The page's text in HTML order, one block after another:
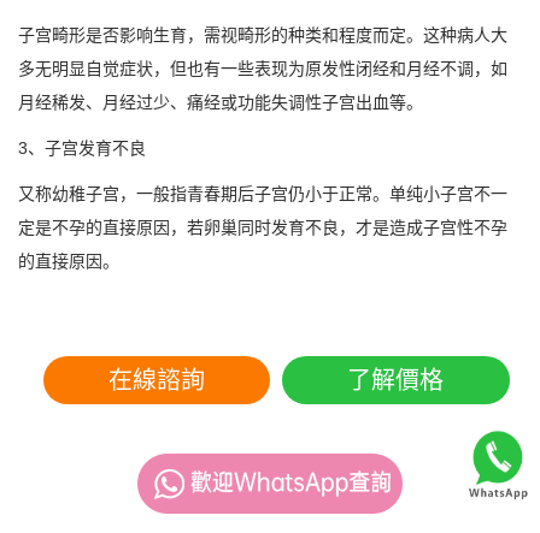
子宫畸形是否影响生育，需视畸形的种类和程度而定。这种病人大
多无明显自觉症状，但也有一些表现为原发性闭经和月经不调，如
月经稀发、月经过少、痛经或功能失调性子宫出血等。
3、子宫发育不良
又称幼稚子宫，一般指青春期后子宫仍小于正常。单纯小子宫不一
定是不孕的直接原因，若卵巢同时发育不良，才是造成子宫性不孕
的直接原因。
在線諮詢 了解價格